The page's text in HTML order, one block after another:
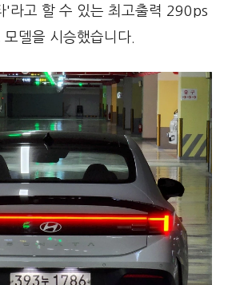
'라고 할 수 있는 최고출력 290ps
델을 시승했습니다.